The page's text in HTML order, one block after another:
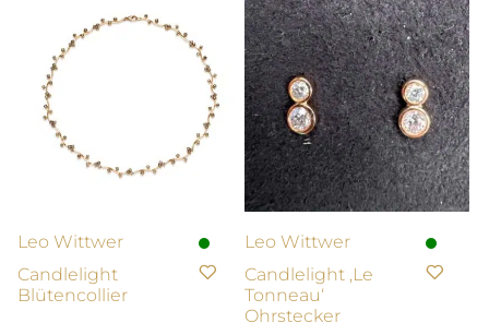
Leo Wittwer
Candlelight
Blütencollier
Leo Wittwer
Candlelight ‚Le
Tonneau‘
Ohrstecker